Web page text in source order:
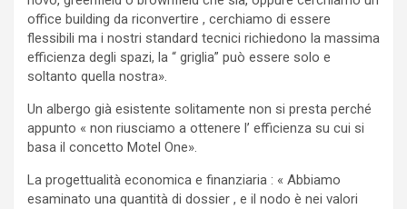
office building da riconvertire , cerchiamo di essere
flessibili ma i nostri standard tecnici richiedono la massima
efficienza degli spazi, la “ griglia” può essere solo e
soltanto quella nostra».
Un albergo già esistente solitamente non si presta perché
appunto « non riusciamo a ottenere l’ efficienza su cui si
basa il concetto Motel One».
La progettualità economica e finanziaria : « Abbiamo
esaminato una quantità di dossier , e il nodo è nei valori